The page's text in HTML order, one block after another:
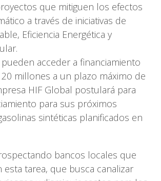
que mitiguen los efectos
a través de iniciativas de
Eficiencia Energética y
acceder a financiamiento
millones a un plazo máximo de
HIF Global postulará para
para sus próximos
sintéticas planificados en
bancos locales que
esta tarea, que busca canalizar